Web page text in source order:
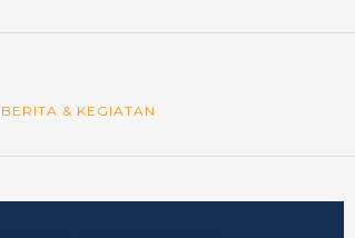
BERITA & KEGIATAN